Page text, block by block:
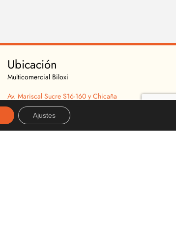
Ubicación
Multicomercial Biloxi
Av. Mariscal Sucre S16-160 y Chicaña
Quito, Ecuador
02 2627 540
096 296 9642
Ajustes